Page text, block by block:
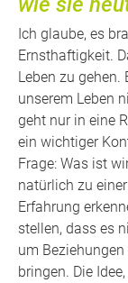
Ich glaube, es
Ernsthaftigkeit.
Leben zu gehen.
unserem Leben
geht nur in eine
ein wichtiger
Frage: Was ist
natürlich zu
Erfahrung
stellen, dass es
um
bringen. Die